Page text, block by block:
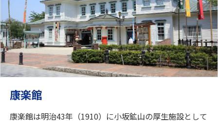
康楽館
康楽館は明治43年（1910）に小坂鉱山の厚生施設として